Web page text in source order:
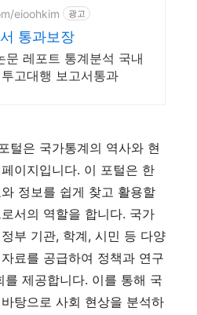
eioohkim 광고
통과보장
문 레포트 통계분석 국내
및해외저널 학회지 투고대행 보고서통과
털은 국가통계의 역사와 현
이지입니다. 이 포털은 한
정보를 쉽게 찾고 활용할
서의 역할을 합니다. 국가
부 기관, 학계, 시민 등 다양
료를 공급하여 정책과 연구
제공합니다. 이를 통해 국
탕으로 사회 현상을 분석하